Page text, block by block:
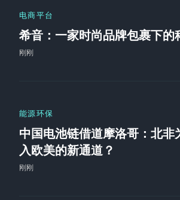
电商平台
希音：一家时尚品牌包裹下的
刚刚
能源环保
中国电池链借道摩洛哥：北非
入欧美的新通道？
刚刚